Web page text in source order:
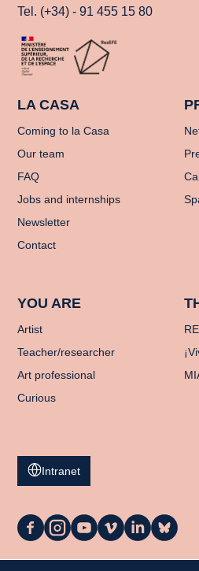
Tel. (+34) - 91 455 15 80
LA CASA
Coming to la Casa
Our team
FAQ
Jobs and internships
Newsletter
Contact
YOU ARE
Artist
Teacher/researcher
Art professional
Curious
Intranet
La
on
La
on
La
on
La
on
La
on
La
on